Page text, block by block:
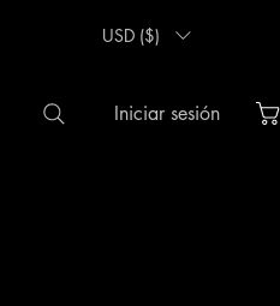
USD ($)
Iniciar sesión